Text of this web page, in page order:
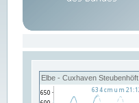
Elbe - Cuxhaven Steubenhöft